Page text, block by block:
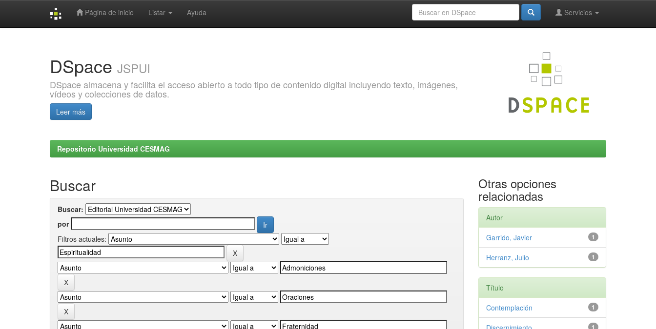
Página de inicio Listar Ayuda Servicios
DSpace JSPUI
DSpace almacena y facilita el acceso abierto a todo tipo de contenido digital incluyendo texto, imágenes,
vídeos y colecciones de datos.
Leer más
Repositorio Universidad CESMAG
Buscar
Buscar:
por
Filtros actuales:
Otras opciones
relacionadas
Autor
1
Garrido, Javier
1
Herranz, Julio
Título
1
Contemplación
1